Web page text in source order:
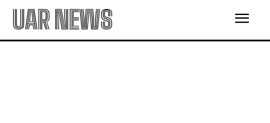
UAR NEWS